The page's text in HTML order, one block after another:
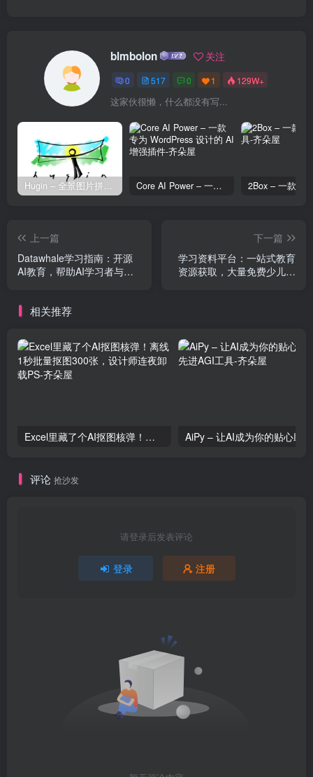
blmbolon 关注
0 517 0 1 129W+
这家伙很懒，什么都没有写...
Hugin – 全景图片拼接工具 Core AI Power – 一款专为 WordPress 设计的 AI 增强插件
上一篇
Datawhale学习指南：开源
AI教育，帮助AI学习者与知
下一篇
学习资料平台：一站式教育
资源获取，大量免费少儿教
相关推荐
Excel里藏了个AI抠图核弹！离线1秒批量抠图300张，设计师连夜卸载PS
评论 抢沙发
请登录后发表评论
登录 注册